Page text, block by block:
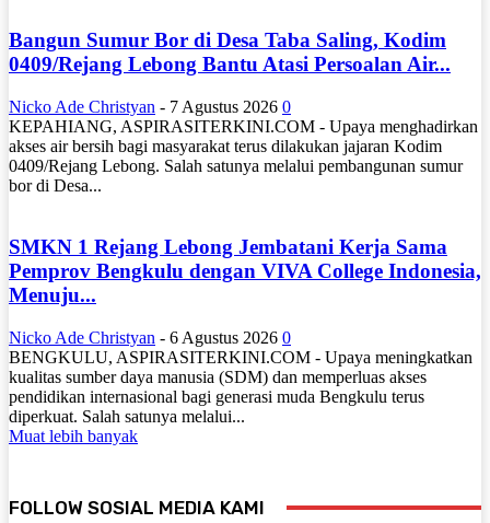
Bangun Sumur Bor di Desa Taba Saling, Kodim
0409/Rejang Lebong Bantu Atasi Persoalan Air...
Nicko Ade Christyan - 7 Agustus 2026 0
KEPAHIANG, ASPIRASITERKINI.COM - Upaya menghadirkan
akses air bersih bagi masyarakat terus dilakukan jajaran Kodim
0409/Rejang Lebong. Salah satunya melalui pembangunan sumur
bor di Desa...
SMKN 1 Rejang Lebong Jembatani Kerja Sama
Pemprov Bengkulu dengan VIVA College Indonesia,
Menuju...
Nicko Ade Christyan - 6 Agustus 2026 0
BENGKULU, ASPIRASITERKINI.COM - Upaya meningkatkan
kualitas sumber daya manusia (SDM) dan memperluas akses
pendidikan internasional bagi generasi muda Bengkulu terus
diperkuat. Salah satunya melalui...
Muat lebih banyak
FOLLOW SOSIAL MEDIA KAMI